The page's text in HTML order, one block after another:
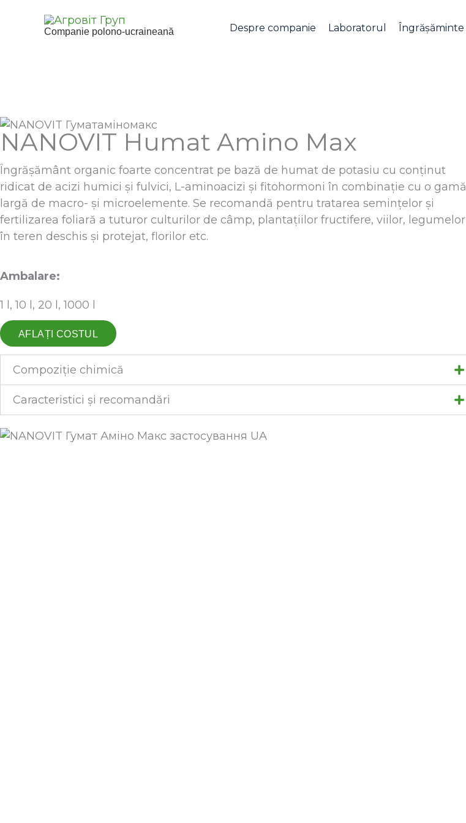
Companie polono-ucraineană Despre companie Laboratorul Îngrășăminte
NANOVIT Humat Amino Max
Îngrășământ organic foarte concentrat pe bază de humat de potasiu cu conținut
ridicat de acizi humici și fulvici, L-aminoacizi și fitohormoni în combinație cu o gamă
largă de macro- și microelemente. Se recomandă pentru tratarea semințelor și
fertilizarea foliară a tuturor culturilor de câmp, plantațiilor fructifere, viilor, legumelor
în teren deschis și protejat, florilor etc.
Ambalare:
1 l, 10 l, 20 l, 1000 l
AFLAȚI COSTUL
Compoziție chimică
Caracteristici și recomandări